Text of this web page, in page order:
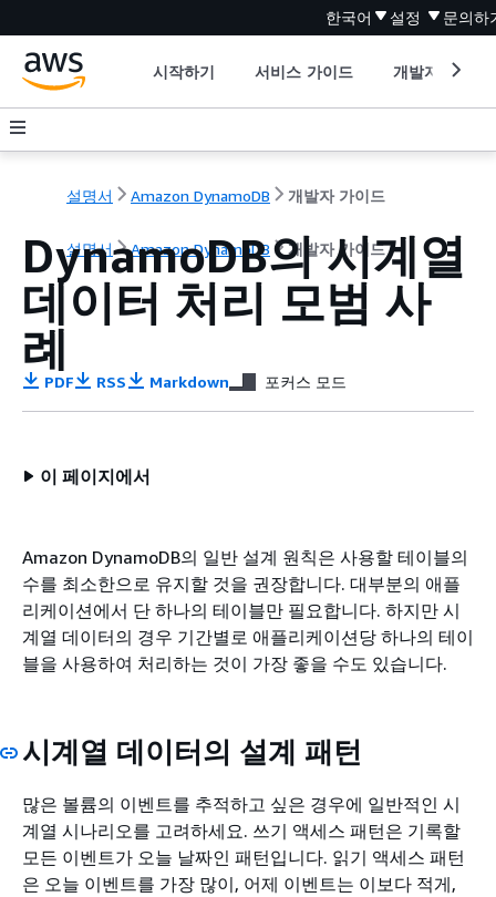
한국어 설정 문의하
시작하기 서비스 가이드 개발자 도구
설명서 Amazon DynamoDB 개발자 가이드
설명서 Amazon DynamoDB 개발자 가이드
DynamoDB의 시계열
데이터 처리 모범 사
례
PDF RSS Markdown 포커스 모드
이 페이지에서
Amazon DynamoDB의 일반 설계 원칙은 사용할 테이블의
수를 최소한으로 유지할 것을 권장합니다. 대부분의 애플
리케이션에서 단 하나의 테이블만 필요합니다. 하지만 시
계열 데이터의 경우 기간별로 애플리케이션당 하나의 테이
블을 사용하여 처리하는 것이 가장 좋을 수도 있습니다.
시계열 데이터의 설계 패턴
많은 볼륨의 이벤트를 추적하고 싶은 경우에 일반적인 시
계열 시나리오를 고려하세요. 쓰기 액세스 패턴은 기록할
모든 이벤트가 오늘 날짜인 패턴입니다. 읽기 액세스 패턴
은 오늘 이벤트를 가장 많이, 어제 이벤트는 이보다 적게,